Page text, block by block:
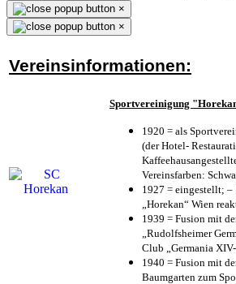
×
×
Vereinsinformationen:
Sportvereinigung
1920 = als
(der Hotel-
Vereinsfarben:
1927 = eingestellt; –
„Horekan“ Wien
1939 = Fusion mit
„Rudolfsheimer
Club „Germania
1940 = Fusion mit
Baumgarten zum